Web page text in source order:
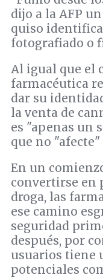
dijo a la AFP
quiso
fotografiado o
Al igual que el
farmacéutica
dar su
la venta de
es "apenas un
que no
En un
convertirse en
droga, las
ese camino
seguridad
después, por
usuarios tiene
potenciales